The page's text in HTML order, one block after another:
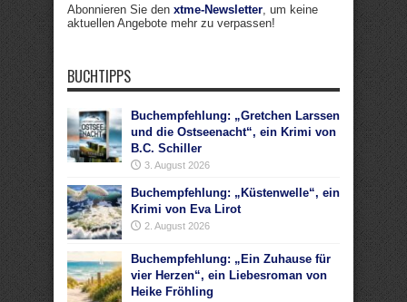
Abonnieren Sie den xtme-Newsletter, um keine
aktuellen Angebote mehr zu verpassen!
BUCHTIPPS
Buchempfehlung: „Gretchen Larssen
und die Ostseenacht“, ein Krimi von
B.C. Schiller
3. August 2026
Buchempfehlung: „Küstenwelle“, ein
Krimi von Eva Lirot
2. August 2026
Buchempfehlung: „Ein Zuhause für
vier Herzen“, ein Liebesroman von
Heike Fröhling